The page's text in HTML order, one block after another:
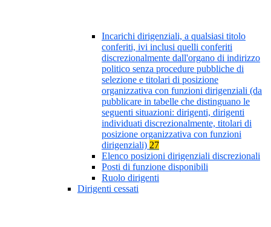
Incarichi dirigenziali, a qualsiasi titolo
conferiti, ivi inclusi quelli conferiti
discrezionalmente dall'organo di indirizzo
politico senza procedure pubbliche di
selezione e titolari di posizione
organizzativa con funzioni dirigenziali (da
pubblicare in tabelle che distinguano le
seguenti situazioni: dirigenti, dirigenti
individuati discrezionalmente, titolari di
posizione organizzativa con funzioni
dirigenziali) 27
Elenco posizioni dirigenziali discrezionali
Posti di funzione disponibili
Ruolo dirigenti
Dirigenti cessati